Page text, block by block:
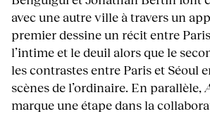
avec une autre ville à travers un
premier dessine un récit entre
l’intime et le deuil alors que le
les contrastes entre Paris et Séoul
scènes de l’ordinaire. En parallèle,
marque une étape dans la